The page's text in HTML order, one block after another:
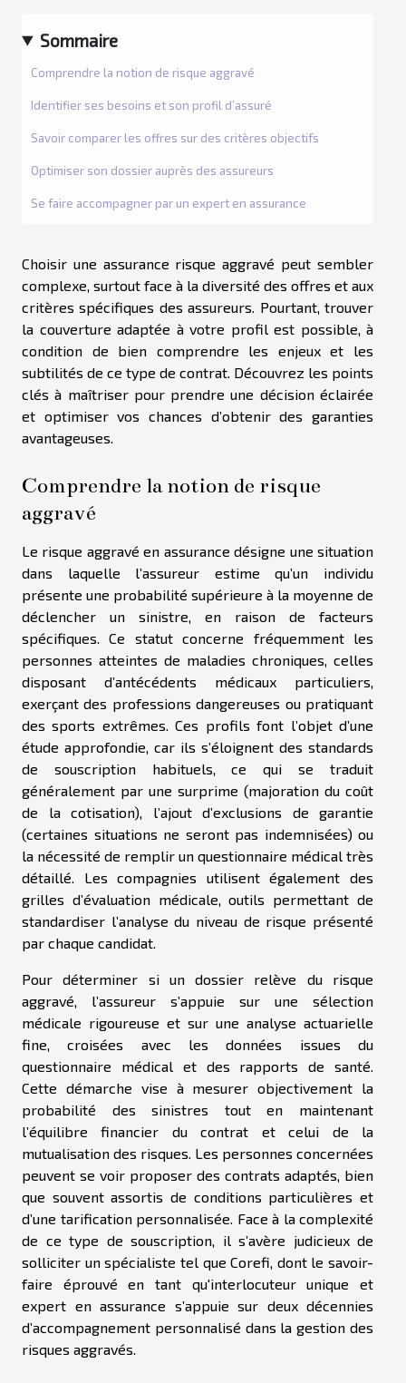
Sommaire
Comprendre la notion de risque aggravé
Identifier ses besoins et son profil d’assuré
Savoir comparer les offres sur des critères objectifs
Optimiser son dossier auprès des assureurs
Se faire accompagner par un expert en assurance
Choisir une assurance risque aggravé peut sembler
complexe, surtout face à la diversité des offres et aux
critères spécifiques des assureurs. Pourtant, trouver
la couverture adaptée à votre profil est possible, à
condition de bien comprendre les enjeux et les
subtilités de ce type de contrat. Découvrez les points
clés à maîtriser pour prendre une décision éclairée
et optimiser vos chances d’obtenir des garanties
avantageuses.
Comprendre la notion de risque
aggravé
Le risque aggravé en assurance désigne une situation
dans laquelle l’assureur estime qu’un individu
présente une probabilité supérieure à la moyenne de
déclencher un sinistre, en raison de facteurs
spécifiques. Ce statut concerne fréquemment les
personnes atteintes de maladies chroniques, celles
disposant d’antécédents médicaux particuliers,
exerçant des professions dangereuses ou pratiquant
des sports extrêmes. Ces profils font l’objet d’une
étude approfondie, car ils s’éloignent des standards
de souscription habituels, ce qui se traduit
généralement par une surprime (majoration du coût
de la cotisation), l’ajout d’exclusions de garantie
(certaines situations ne seront pas indemnisées) ou
la nécessité de remplir un questionnaire médical très
détaillé. Les compagnies utilisent également des
grilles d’évaluation médicale, outils permettant de
standardiser l’analyse du niveau de risque présenté
par chaque candidat.
Pour déterminer si un dossier relève du risque
aggravé, l’assureur s’appuie sur une sélection
médicale rigoureuse et sur une analyse actuarielle
fine, croisées avec les données issues du
questionnaire médical et des rapports de santé.
Cette démarche vise à mesurer objectivement la
probabilité des sinistres tout en maintenant
l’équilibre financier du contrat et celui de la
mutualisation des risques. Les personnes concernées
peuvent se voir proposer des contrats adaptés, bien
que souvent assortis de conditions particulières et
d’une tarification personnalisée. Face à la complexité
de ce type de souscription, il s’avère judicieux de
solliciter un spécialiste tel que Corefi, dont le savoir-
faire éprouvé en tant qu'interlocuteur unique et
expert en assurance s’appuie sur deux décennies
d’accompagnement personnalisé dans la gestion des
risques aggravés.